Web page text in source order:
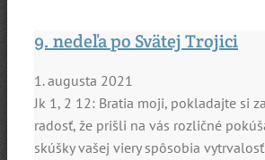
9. nedeľa po Svätej Trojici
1. augusta 2021
Jk 1, 2 12: Bratia moji, pokladajte si
radosť, že prišli na vás rozličné
skúšky vašej viery spôsobia